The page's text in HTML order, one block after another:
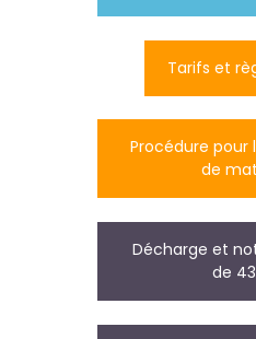
Tarifs et
Procédure pour
de
Décharge et
de